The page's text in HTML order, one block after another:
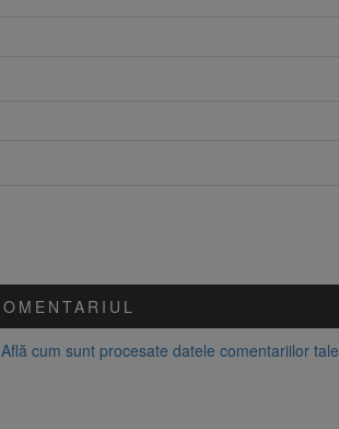
Află cum sunt procesate datele comentariilor tale